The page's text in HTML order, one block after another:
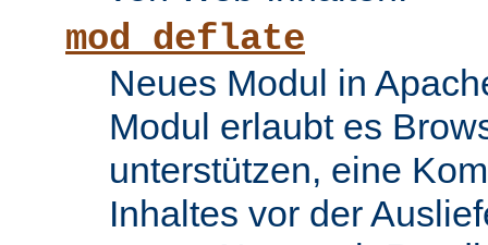
mod_deflate
Neues Modul in
Modul erlaubt es
unterstützen, eine
Inhaltes vor der